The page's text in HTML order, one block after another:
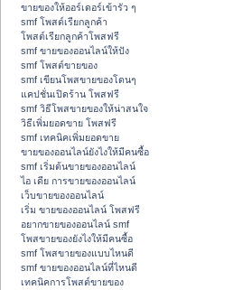
ขายของให้ออร์เดอร์เข้ารัว ๆ
smf โพสต์เรียกลูกค้า
โพสต์เรียกลูกค้าโพสฟรี
smf ขายของออนไลน์ให้ปัง
smf โพสต์ขายของ
smf เขียนโพสขายของโดนๆ
แคปชั่นเปิดร้าน โพสฟรี
smf วิธีโพสขายของให้น่าสนใจ
วิธีเพิ่มยอดขาย โพสฟรี
smf เทคนิคเพิ่มยอดขาย
ขายของออนไลน์ยังไงให้มีคนซื้อ
smf เริ่มต้นขายของออนไลน์
ไอ เดีย การขายของออนไลน์
เว็บขายของออนไลน์
เริ่ม ขายของออนไลน์ โพสฟรี
อยากขายของออนไลน์ smf
โพสขายของยังไงให้มีคนซื้อ
smf โพสขายของแบบไหนดี
smf ขายของออนไลน์ที่ไหนดี
เทคนิคการโพสต์ขายของ